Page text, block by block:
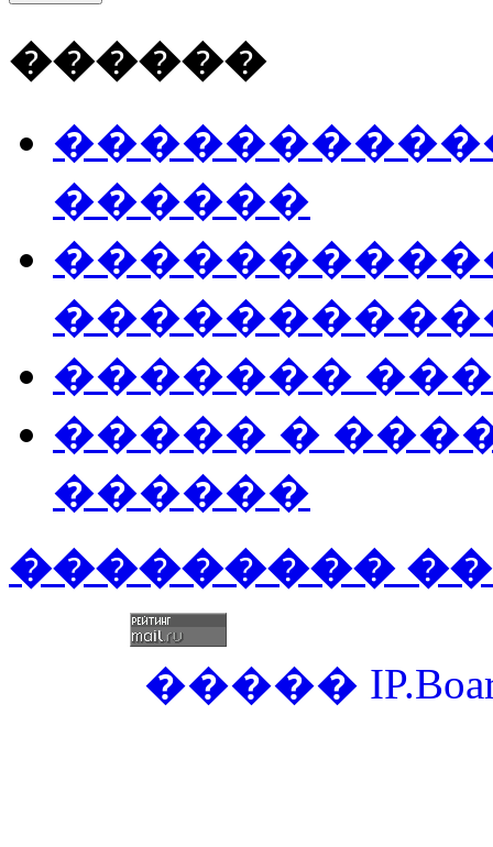
������
������
�������
����� �
������
���������
�����